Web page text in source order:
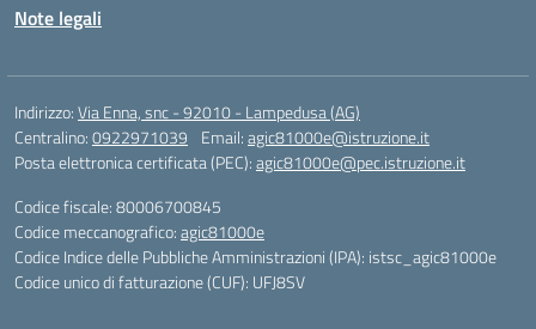
Note legali
Indirizzo:Via Enna, snc - 92010 - Lampedusa (AG)
Centralino:0922971039 Email:agic81000e@istruzione.it
Posta elettronica certificata (PEC):agic81000e@pec.istruzione.it
Codice fiscale: 80006700845
Codice meccanografico:agic81000e
Codice Indice delle Pubbliche Amministrazioni (IPA): istsc_agic81000e
Codice unico di fatturazione (CUF): UFJ8SV